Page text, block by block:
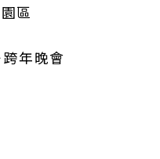
區
年晚會